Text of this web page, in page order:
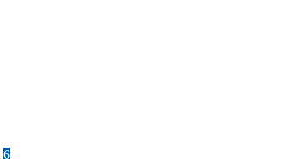
6